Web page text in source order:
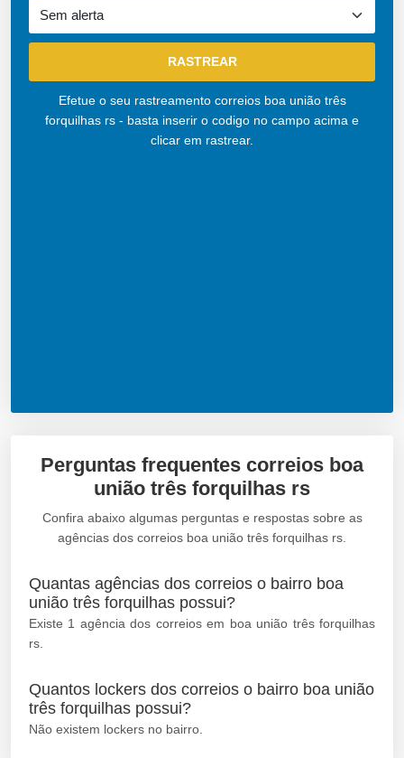
Efetue o seu rastreamento correios boa união três
forquilhas rs - basta inserir o codigo no campo acima e
clicar em rastrear.
Perguntas frequentes correios boa
união três forquilhas rs
Confira abaixo algumas perguntas e respostas sobre as
agências dos correios boa união três forquilhas rs.
Quantas agências dos correios o bairro boa
união três forquilhas possui?
Existe 1 agência dos correios em boa união três forquilhas
rs.
Quantos lockers dos correios o bairro boa união
três forquilhas possui?
Não existem lockers no bairro.